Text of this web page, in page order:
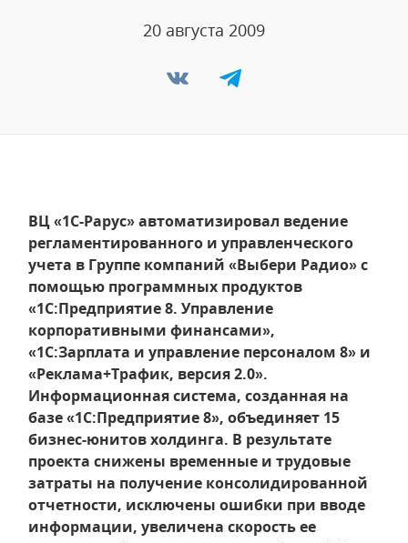
20 августа 2009
ВЦ «1С-Рарус» автоматизировал ведение
регламентированного и управленческого
учета в Группе компаний «Выбери Радио» с
помощью программных продуктов
«1С:Предприятие 8. Управление
корпоративными финансами»,
«1С:Зарплата и управление персоналом 8» и
«Реклама+Трафик, версия 2.0».
Информационная система, созданная на
базе «1С:Предприятие 8», объединяет 15
бизнес-юнитов холдинга. В результате
проекта снижены временные и трудовые
затраты на получение консолидированной
отчетности, исключены ошибки при вводе
информации, увеличена скорость ее